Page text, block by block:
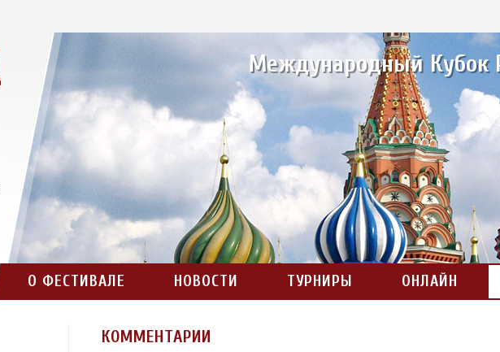
Международный Кубок
О ФЕСТИВАЛЕ НОВОСТИ ТУРНИРЫ ОНЛАЙН
КОММЕНТАРИИ